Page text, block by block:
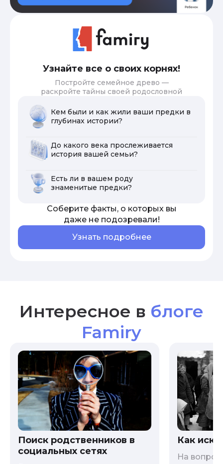
Узнайте все о своих корнях!
Постройте семейное древо —
раскройте тайны своей родословной
Кем были и как жили ваши предки в
глубинах истории?
До какого века прослеживается
история вашей семьи?
Есть ли в вашем роду
знаменитые предки?
Соберите факты, о которых вы
даже не подозревали!
Узнать подробнее
Интересное в блоге
Famiry
Поиск родственников в
социальных сетях
Как
На вопрос